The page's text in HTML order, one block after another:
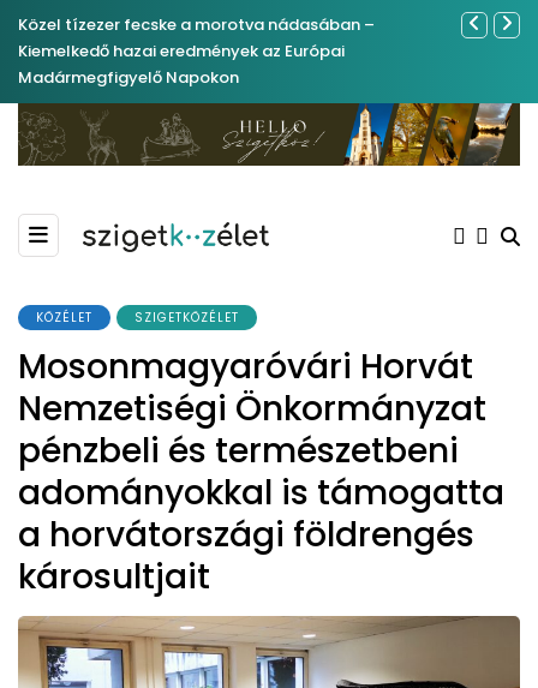
Közel tízezer fecske a morotva nádasában –
Kiemelkedő hazai eredmények az Európai
Madármegfigyelő Napokon
Ferenc
KÖZÉLET SZIGETKÖZÉLET
Mosonmagyaróvári Horvát
Nemzetiségi Önkormányzat
pénzbeli és természetbeni
adományokkal is támogatta
a horvátországi földrengés
károsultjait